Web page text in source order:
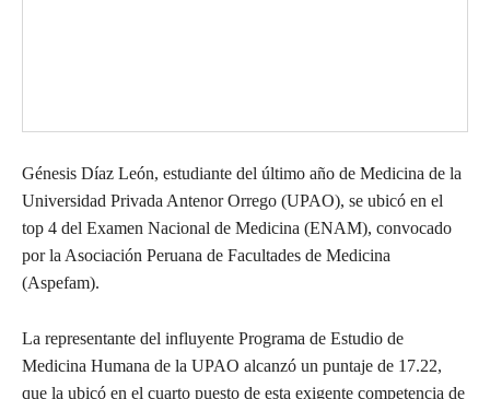
Génesis Díaz León, estudiante del último año de Medicina de la
Universidad Privada Antenor Orrego (UPAO), se ubicó en el
top 4 del Examen Nacional de Medicina (ENAM), convocado
por la Asociación Peruana de Facultades de Medicina
(Aspefam).
La representante del influyente Programa de Estudio de
Medicina Humana de la UPAO alcanzó un puntaje de 17.22,
que la ubicó en el cuarto puesto de esta exigente competencia de